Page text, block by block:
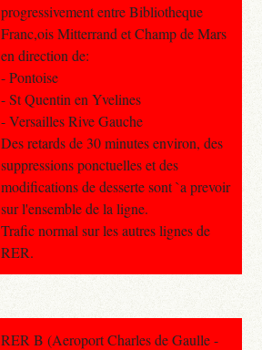
progressivement entre Bibliotheque
Franc,ois Mitterrand et Champ de Mars
en direction de:
- Pontoise
- St Quentin en Yvelines
- Versailles Rive Gauche
Des retards de 30 minutes environ, des
suppressions ponctuelles et des
modifications de desserte sont `a prevoir
sur l'ensemble de la ligne.
Trafic normal sur les autres lignes de
RER.
RER B (Aeroport Charles de Gaulle -